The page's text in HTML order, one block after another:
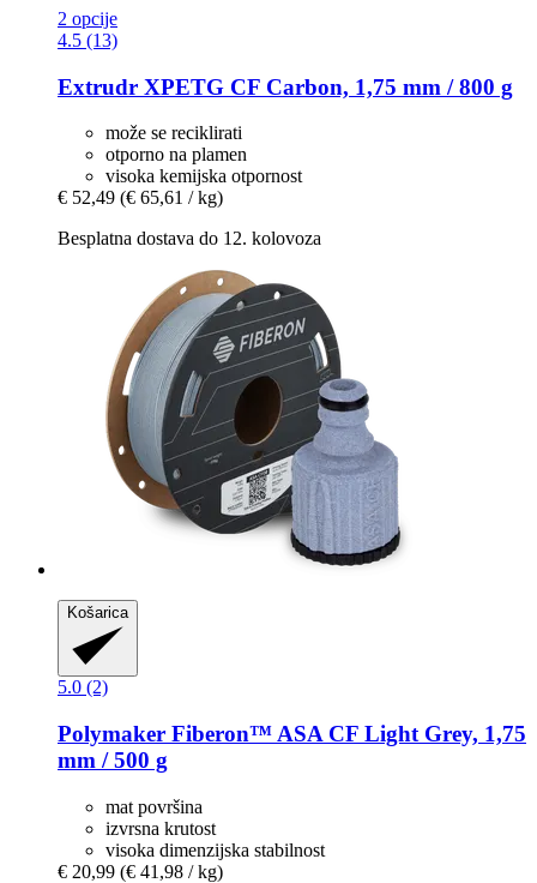
2 opcije
4.5 (13)
Extrudr XPETG CF Carbon, 1,75 mm / 800 g
može se reciklirati
otporno na plamen
visoka kemijska otpornost
€ 52,49 (€ 65,61 / kg)
Besplatna dostava do 12. kolovoza
Košarica
5.0 (2)
Polymaker Fiberon™ ASA CF Light Grey, 1,75
mm / 500 g
mat površina
izvrsna krutost
visoka dimenzijska stabilnost
€ 20,99 (€ 41,98 / kg)